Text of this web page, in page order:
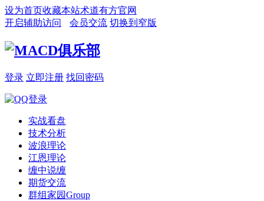
设为首页收藏本站术道有方官网
开启辅助访问
会员交流 切换到窄版
登录 立即注册 找回密码
实战看盘
技术分析
波浪理论
江恩理论
缠中说缠
期货交流
群组家园Group